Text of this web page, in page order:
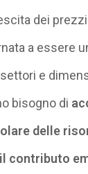
dei prezzi
a essere
e
bisogno di
delle
il contributo